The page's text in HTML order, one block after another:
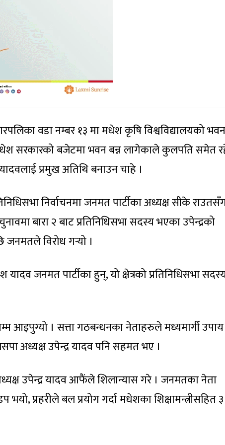
वडा नम्बर १३ मा मधेश कृषि विश्वविद्यालयको भवन
सरकारको बजेटमा भवन बन्न लागेकाले कुलपति समेत
प्रमुख अतिथि बनाउन चाहे ।
निर्वाचनमा जनमत पार्टीका अध्यक्ष सीके
बारा २ बाट प्रतिनिधिसभा सदस्य भएका उपेन्द्रको
जनमतले विरोध गर्‍यो ।
जनमत पार्टीका हुन्, यो क्षेत्रको प्रतिनिधिसभा
आइपुग्यो । सत्ता गठबन्धनका नेताहरुले मध्यमार्गी उपाय
अध्यक्ष उपेन्द्र यादव पनि सहमत भए ।
उपेन्द्र यादव आफैंले शिलान्यास गरे । जनमतका नेता
प्रहरीले बल प्रयोग गर्दा मधेशका शिक्षामन्त्रीसहित